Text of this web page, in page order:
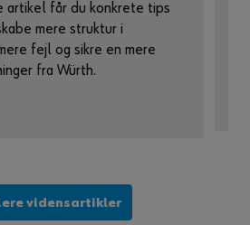
artikel får du konkrete tips
mere struktur i
fejl og sikre en mere
fra Würth.
vidensartikler